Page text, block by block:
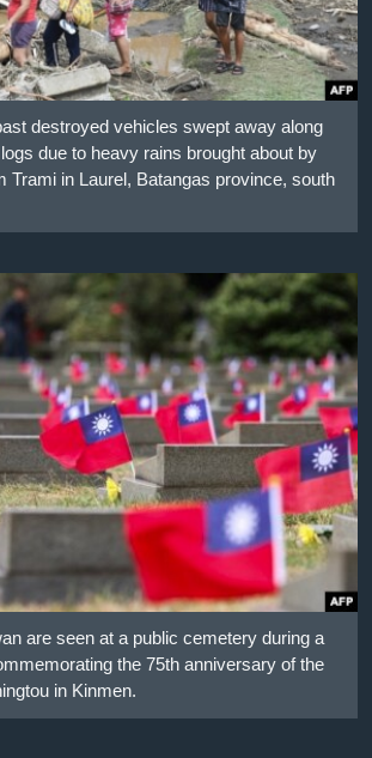
destroyed vehicles swept away along
due to heavy rains brought about by
Trami in Laurel, Batangas province, south
are seen at a public cemetery during a
the 75th anniversary of the
in Kinmen.